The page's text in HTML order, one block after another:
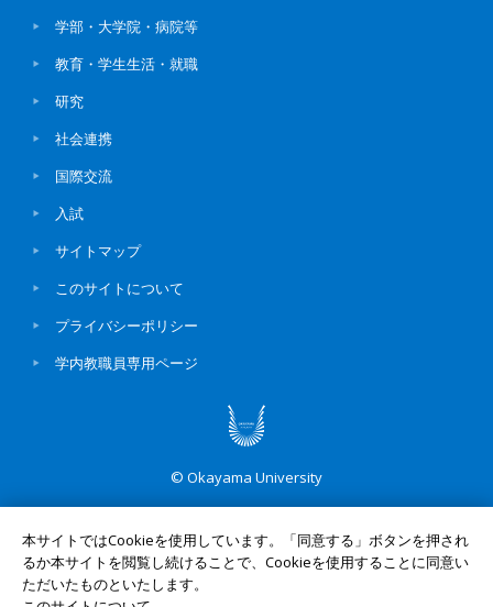
学部・大学院・病院等
教育・学生生活・就職
研究
社会連携
国際交流
入試
サイトマップ
このサイトについて
プライバシーポリシー
学内教職員専用ページ
© Okayama University
本サイトではCookieを使用しています。「同意する」ボタンを押され
るか本サイトを閲覧し続けることで、Cookieを使用することに同意い
ただいたものといたします。